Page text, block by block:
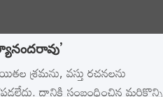
శ్రమను, వస్తు రచనలను
దానికి సంబంధించిన మరికొన్ని